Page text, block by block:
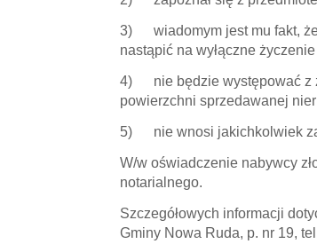
3) wiadomym jest mu fakt, że
nastąpić na wyłączne
4) nie będzie występować z
powierzchni sprzedawanej
5) nie wnosi jakichkolwiek
W/w oświadczenie nabywcy
notarialnego.
Szczegółowych informacji
Gminy Nowa Ruda, p. nr 19,